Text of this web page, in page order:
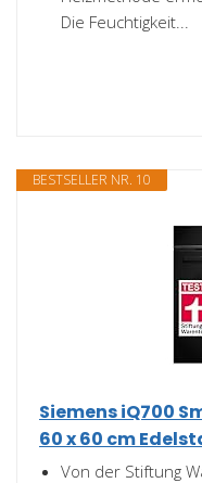
Die Feuchtigkeit...
BESTSELLER NR. 10
Siemens iQ700
60 x 60 cm
Von der Stiftung